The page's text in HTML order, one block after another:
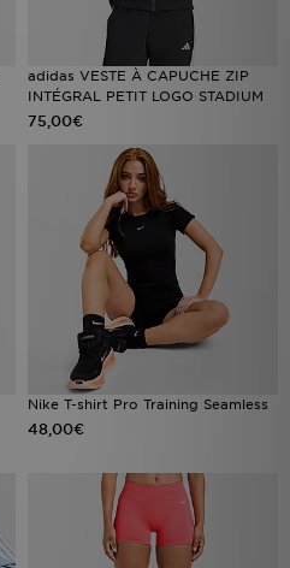
adidas VESTE À CAPUCHE ZIP
INTÉGRAL PETIT LOGO STADIUM
75,00€
Nike T-shirt Pro Training Seamless
48,00€